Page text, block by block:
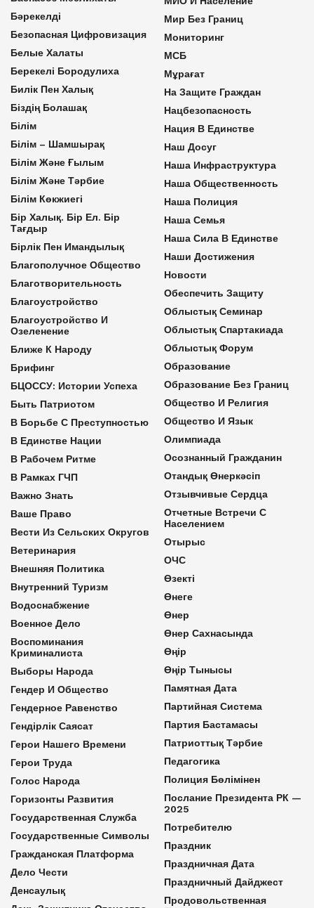
Бәрекелді
Безопасная Цифровизация
Белые Халаты
Берекелі Бородулиха
Билік Пен Халық
Біздің Болашақ
Білім
Білім – Шамшырақ
Білім Және Ғылым
Білім Және Тәрбие
Білім Көкжиегі
Бір Халық. Бір Ел. Бір
Тағдыр
Бірлік Пен Имандылық
Благополучное Общество
Благотворительность
Благоустройство
Благоустройство И
Озеленение
Ближе К Народу
Брифинг
БЦОССУ: Истории Успеха
Быть Патриотом
В Борьбе С Преступностью
В Единстве Нации
В Рабочем Ритме
В Рамках ГЧП
Важно Знать
Ваше Право
Вести Из Сельских Округов
Ветеринария
Внешняя Политика
Внутренний Туризм
Водоснабжение
Военное Дело
Воспоминания
Криминалиста
Выборы Народа
Гендер И Общество
Гендерное Равенство
Гендірлік Саясат
Герои Нашего Времени
Герои Труда
Голос Народа
Горизонты Развития
Государственная Служба
Государственные Символы
Гражданская Платформа
Дело Чести
Денсаулық
Мир Без Границ
Мониторинг
МСБ
Мұрағат
На Защите Граждан
Нацбезопасность
Нация В Единстве
Наш Досуг
Наша Инфраструктура
Наша Общественность
Наша Полиция
Наша Семья
Наша Сила В Единстве
Наши Достижения
Новости
Обеспечить Защиту
Облыстық Семинар
Облыстық Спартакиада
Облыстық Форум
Образование
Образование Без Границ
Общество И Религия
Общество И Язык
Олимпиада
Осознанный Гражданин
Отандық Өнеркәсіп
Отзывчивые Сердца
Отчетные Встречи С
Населением
Отырыс
ОЧС
Өзекті
Өнеге
Өнер
Өнер Сахнасында
Өңір
Өңір Тынысы
Памятная Дата
Партийная Система
Партия Бастамасы
Патриоттық Тәрбие
Педагогика
Полиция Бөлімінен
Послание Президента РК —
2025
Потребителю
Праздник
Праздничная Дата
Праздничный Дайджест
Продовольственная